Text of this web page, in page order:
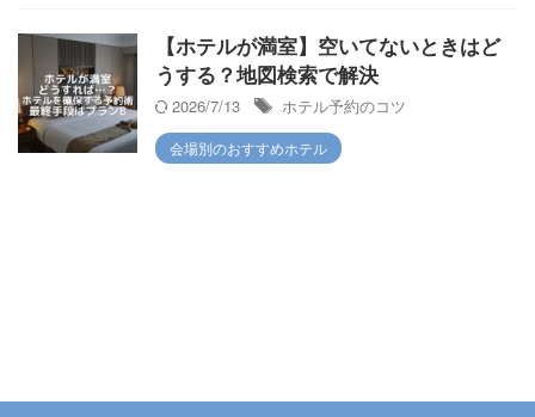
【ホテルが満室】空いてないときはど
うする？地図検索で解決
2026/7/13
ホテル予約のコツ
会場別のおすすめホテル